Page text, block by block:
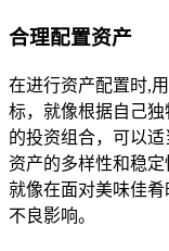
合理配置资产
在进行资产配置时,
标，就像根据自己
的投资组合，可以
资产的多样性和稳定
就像在面对美味佳
不良影响。